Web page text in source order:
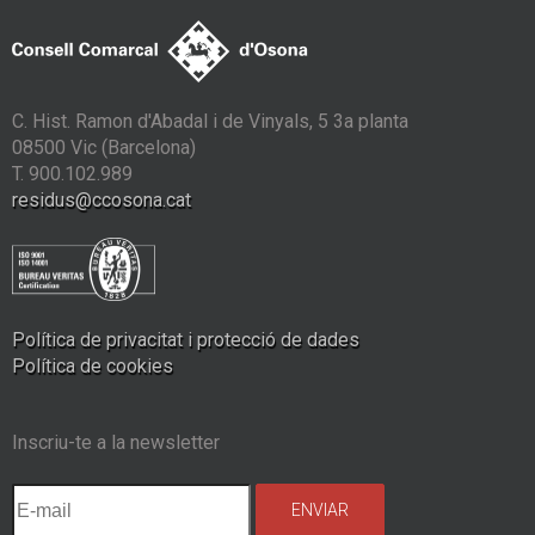
C. Hist. Ramon d'Abadal i de Vinyals, 5 3a planta
08500 Vic (Barcelona)
T. 900.102.989
residus@ccosona.cat
Política de privacitat i protecció de dades
Política de cookies
Inscriu-te a la newsletter